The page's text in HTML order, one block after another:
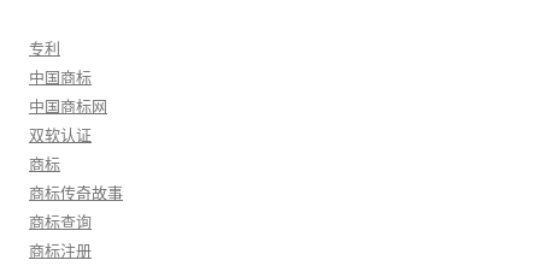
专利
中国商标
中国商标网
双软认证
商标
商标传奇故事
商标查询
商标注册